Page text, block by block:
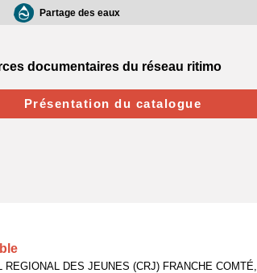
REGIONAL DES JEUNES (CRJ) FRANCHE
Partage des eaux
documentaires du réseau ritimo
Présentation du catalogue